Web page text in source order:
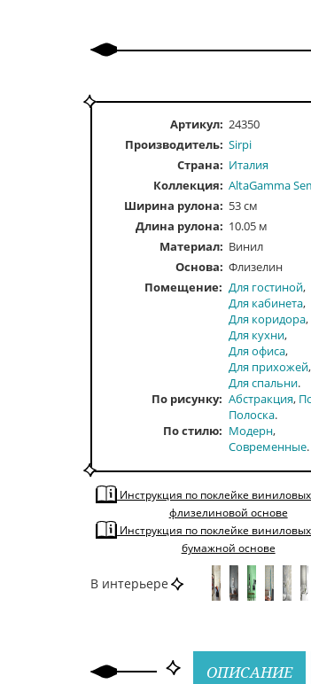
Артикул: 24350
Производитель: Sirpi
Страна: Италия
Коллекция: AltaGamma
Ширина рулона: 53 см
Длина рулона: 10.05 м
Материал: Винил
Основа: Флизелин
Помещение
Для гостиной
Для кабинета
Для коридора
Для кухни
Для офиса
Для прихожей
Для спальни
По рисунку
Абстракция
Полоска
По стилю
Модерн
Современные
По тону Однотонные
По цвету Бежевый
Инструкция по поклейке
флизелиновой основе
Инструкция по поклейке
бумажной основе
В интерьере
ОПИСАНИЕ